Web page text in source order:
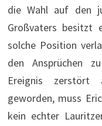
die Wahl auf den
Großvaters besitzt
solche Position
den Ansprüchen
Ereignis zerstört
geworden, muss
kein echter